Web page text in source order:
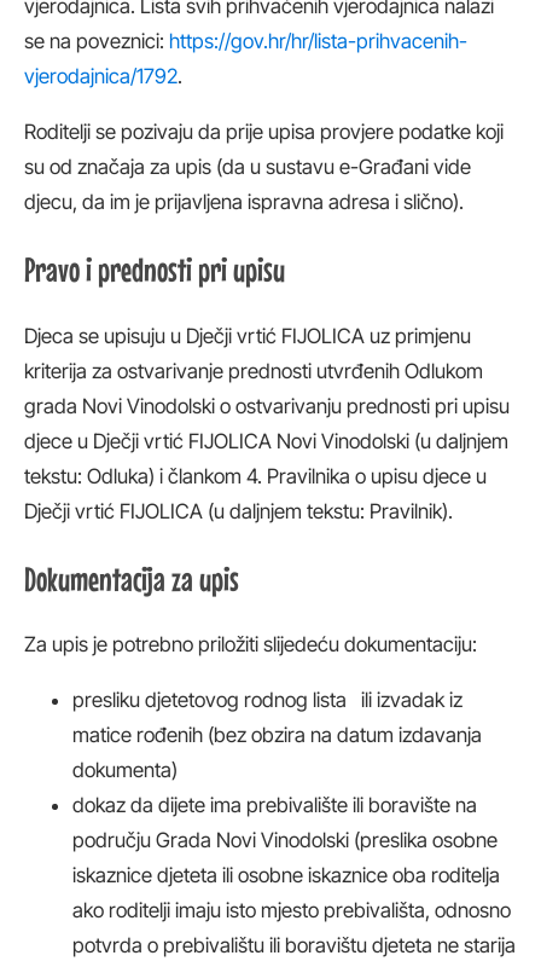
vjerodajnica. Lista svih prihvaćenih vjerodajnica nalazi
se na poveznici: https://gov.hr/hr/lista-prihvacenih-
vjerodajnica/1792.
Roditelji se pozivaju da prije upisa provjere podatke koji
su od značaja za upis (da u sustavu e-Građani vide
djecu, da im je prijavljena ispravna adresa i slično).
Pravo i prednosti pri upisu
Djeca se upisuju u Dječji vrtić FIJOLICA uz primjenu
kriterija za ostvarivanje prednosti utvrđenih Odlukom
grada Novi Vinodolski o ostvarivanju prednosti pri upisu
djece u Dječji vrtić FIJOLICA Novi Vinodolski (u daljnjem
tekstu: Odluka) i člankom 4. Pravilnika o upisu djece u
Dječji vrtić FIJOLICA (u daljnjem tekstu: Pravilnik).
Dokumentacija za upis
Za upis je potrebno priložiti slijedeću dokumentaciju:
presliku djetetovog rodnog lista ili izvadak iz
matice rođenih (bez obzira na datum izdavanja
dokumenta)
dokaz da dijete ima prebivalište ili boravište na
području Grada Novi Vinodolski (preslika osobne
iskaznice djeteta ili osobne iskaznice oba roditelja
ako roditelji imaju isto mjesto prebivališta, odnosno
potvrda o prebivalištu ili boravištu djeteta ne starija